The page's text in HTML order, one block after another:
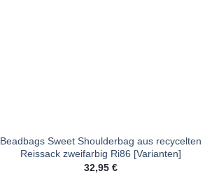
Beadbags Sweet Shoulderbag aus recycelten
Reissack zweifarbig Ri86 [Varianten]
32,95 €